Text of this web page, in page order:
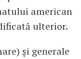
american
ulterior.
şi generale